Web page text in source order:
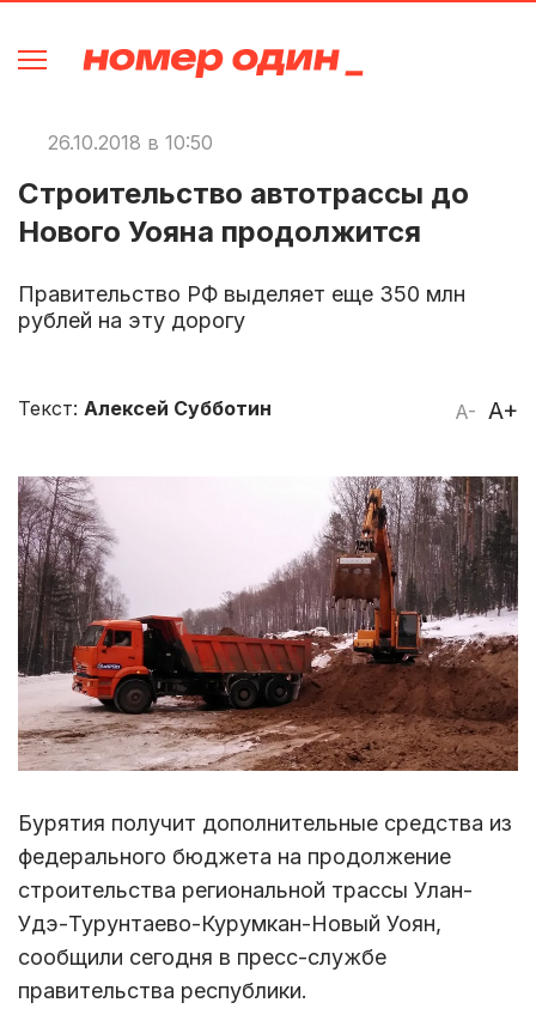
26.10.2018 в 10:50
Строительство автотрассы до
Нового Уояна продолжится
Правительство РФ выделяет еще 350 млн
рублей на эту дорогу
A- A+
Текст: Алексей Субботин
Бурятия получит дополнительные средства из
федерального бюджета на продолжение
строительства региональной трассы Улан-
Удэ-Турунтаево-Курумкан-Новый Уоян,
сообщили сегодня в пресс-службе
правительства республики.